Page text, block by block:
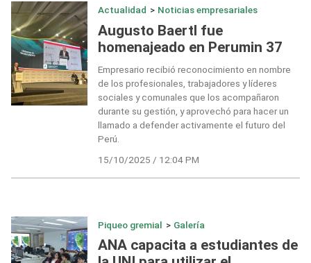
Actualidad > Noticias empresariales
Augusto Baertl fue
homenajeado en Perumin 37
Empresario recibió reconocimiento en nombre
de los profesionales, trabajadores y líderes
sociales y comunales que los acompañaron
durante su gestión, y aprovechó para hacer un
llamado a defender activamente el futuro del
Perú.
15/10/2025 / 12:04 PM
Piqueo gremial > Galería
ANA capacita a estudiantes de